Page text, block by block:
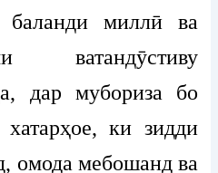
миллӣ ва
ватандӯстиву
дар мубориза бо
ки зидди
омода мебошанд ва